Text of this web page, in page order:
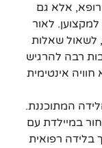
אלא גם
לאור
לשאול שאלות
רבה להרגיש
אינטימית
המתוכננת.
במיילדת עם
בלידה רפואית